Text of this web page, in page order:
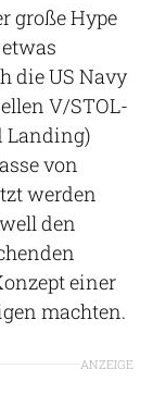
große Hype
die US Navy
V/STOL-
Landing)
von
werden
den
einer
machten.
ANZEIGE